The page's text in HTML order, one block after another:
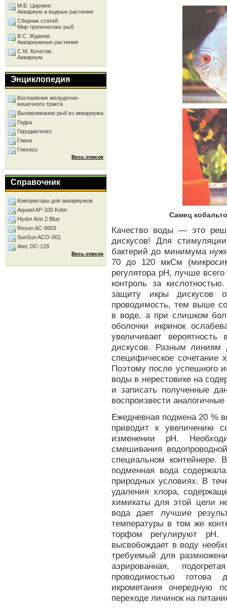
Самец
Качество воды — это
дискусов! Для
бактерий до минимума
70 до 120 мкСм
регулятора рН, лучше
контроль за
защиту икры дискусов
проводимость, тем выше
в воде, а при слишком
оболочки икринок
увеличивает
дискусов. Разным линиям
специфическое сочетание
Поэтому после успешного
воды в нерестовике на
и записать полученные
воспроизвести
Ежедневная подмена 20 %
приводит к увеличению
изменении рН.
смешивания
специальном
подменная вода
природных условиях. В
удаления хлора,
химикаты для этой цели
вода дает лучшие
температуры в том же
торфом регулируют рН.
высвобождает в воду
требуемый для
аэрированная,
проводимостью
икрометания очередную
переходе личинок на
М.Б. Цирлинг.
Аквариум и водные растения
Сборник статей.
Мир тропических рыб
В.С. Жданов.
Аквариумные растения
С.М. Кочетов.
Аквариум
Энциклопедия
Воспаление желудочно-
кишечного тракта
Вылавливание рыб из аквариума
Гидра
Гиродактилез
Глина
Глюгеоз
Весь список
Справочник
Компресоры для аквариумов
Aquael AP-100 Kolor
Hydor Ario 2 Blue
Resun AC-9903
SunSun ACO-001
Atec DC-128
Весь список